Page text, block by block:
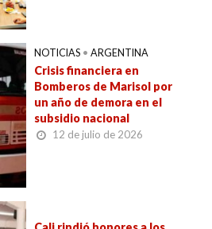
NOTICIAS • ARGENTINA
Crisis financiera en
Bomberos de Marisol por
un año de demora en el
subsidio nacional
12 de julio de 2026